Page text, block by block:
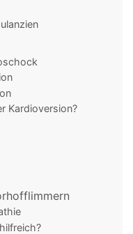
Kardioversion?